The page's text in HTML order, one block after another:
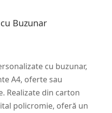
Buzunar
cu buzunar,
A4, oferte sau
Realizate din carton
policromie, oferă un